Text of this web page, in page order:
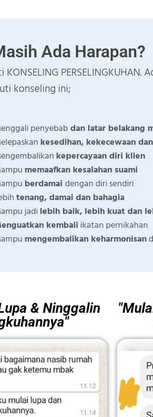
Ada Harapan?
PERSELINGKUHAN.
konseling ini;
penyebabdan latar belakang
kesedihan, kekecewaan
kepercayaan diri klien
memaafkan kesalahan suami
berdamai dengan diri sendiri
tenang, damai dan bahagia
jadi lebih baik, lebih kuat dan
kembali ikatan pernikahan
mengembalikan keharmonisan
& Ninggalin